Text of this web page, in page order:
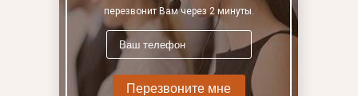
перезвонит Вам через 2 минуты.
Перезвоните мне